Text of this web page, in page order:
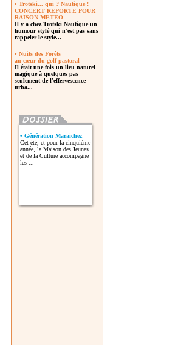
• Trotski... qui ? Nautique !
CONCERT REPORTE POUR
RAISON METEO
Il y a chezTrotski Nautique un
humour styléqui n’est pas sans
rappeler le style...
• Nuits des Forêts
au cœur du golf pastoral
Il était une fois un lieu naturel
magique à quelques pas
seulement de l’effervescence
urba...
• Génération Maraichez
Cet été, et pour la cinquième
année, la Maison des Jeunes
et de la Culture accompagne
les ...